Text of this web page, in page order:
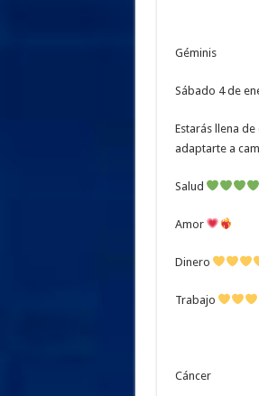
Géminis
Sábado 4 de
Estarás llena
adaptarte a
Salud
Amor
Dinero
Trabajo
Cáncer